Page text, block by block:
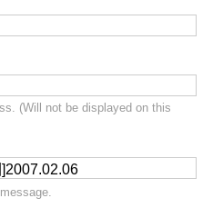
(Will notbe displayed on this